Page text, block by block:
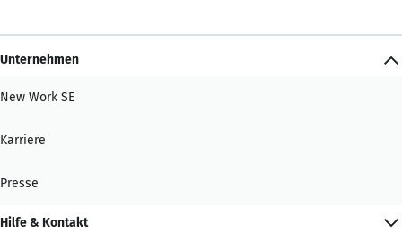
Unternehmen
New Work SE
Karriere
Presse
Hilfe & Kontakt